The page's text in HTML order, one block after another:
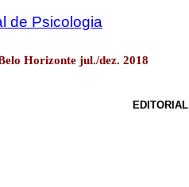
de Psicologia
Horizonte jul./dez. 2018
EDITORIAL